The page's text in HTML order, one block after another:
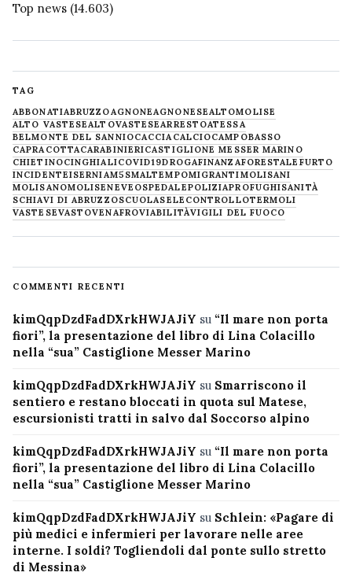
Top news (14.603)
TAG
ABBONATIABRUZZOAGNONEAGNONESEALTOMOLISE
ALTO VASTESEALTOVASTESEARRESTOATESSA
BELMONTE DEL SANNIOCACCIACALCIOCAMPOBASSO
CAPRACOTTACARABINIERICASTIGLIONE MESSER MARINO
CHIETINOCINGHIALICOVID19DROGAFINANZAFORESTALE FURTO
INCIDENTEISERNIAM5SMALTEMPOMIGRANTIMOLISANI
MOLISANOMOLISENEVE OSPEDALEPOLIZIAPROFUGHISANITÀ
SCHIAVI DI ABRUZZOSCUOLASELECONTROLLOTERMOLI
VASTESEVASTOVENAFROVIABILITÀVIGILI DEL FUOCO
COMMENTI RECENTI
kimQqpDzdFadDXrkHWJAJiY su “Il mare non porta
fiori”, la presentazione del libro di Lina Colacillo
nella “sua” Castiglione Messer Marino
kimQqpDzdFadDXrkHWJAJiY su Smarriscono il
sentiero e restano bloccati in quota sul Matese,
escursionisti tratti in salvo dal Soccorso alpino
kimQqpDzdFadDXrkHWJAJiY su “Il mare non porta
fiori”, la presentazione del libro di Lina Colacillo
nella “sua” Castiglione Messer Marino
kimQqpDzdFadDXrkHWJAJiY su Schlein: «Pagare di
più medici e infermieri per lavorare nelle aree
interne. I soldi? Togliendoli dal ponte sullo stretto
di Messina»